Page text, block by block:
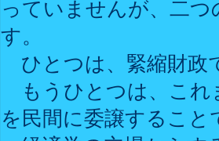
っていませんが、二
す。
ひとつは、緊縮財政
もうひとつは、これ
を民間に委譲すること